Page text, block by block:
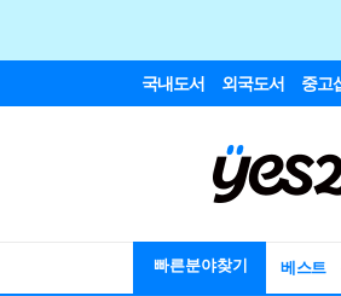
국내도서 외국도서 중고
빠른분야찾기 베스트